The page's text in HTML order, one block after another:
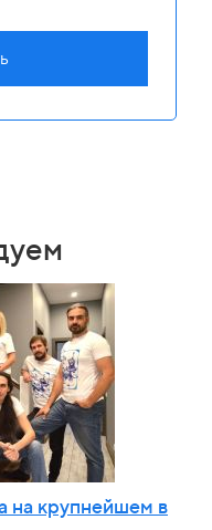
на крупнейшем в